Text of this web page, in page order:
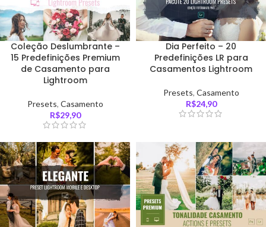
Coleção Deslumbrante –
15 Predefinições Premium
de Casamento para
Lightroom
Presets, Casamento
R$29,90
Dia Perfeito – 20
Predefinições LR para
Casamentos Lightroom
Presets, Casamento
R$24,90